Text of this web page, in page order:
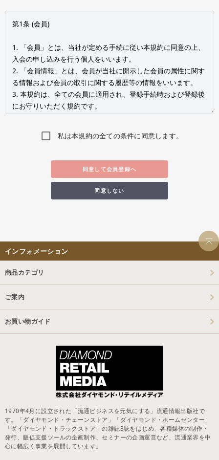
私は本規約の全ての条件に同意します。
同意して会員登録へ
同意しない
インフォメーション
商品カテゴリ
ご案内
お買い物ガイド
1970年4月に設立された「流通ビジネスを元気にする」流通情報出版社で
す。「ダイヤモンド・チェーンストア」「ダイヤモンド・ホームセンター」
「ダイヤモンド・ドラッグストア」の雑誌3誌をはじめ、各種媒体の制作・
発行、販促支援ツールの企画制作、セミナーの企画運営など、流通業界を中
心に幅広く事業を展開しています。